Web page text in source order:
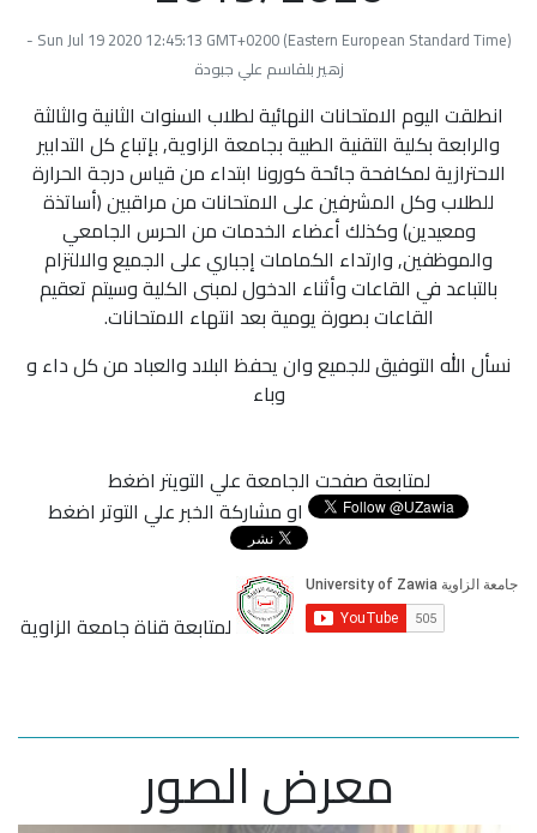
Sun Jul 19 2020 12:45:13 GMT+0200 (Eastern European Standard Time) -
زهير بلقاسم علي جبودة
انطلقت اليوم الامتحانات النهائية لطلاب السنوات الثانية والثالثة
والرابعة بكلية التقنية الطبية بجامعة الزاوية, بإتباع كل التدابير
الاحترازية لمكافحة جائحة كورونا ابتداء من قياس درجة الحرارة
للطلاب وكل المشرفين على الامتحانات من مراقبين (أساتذة
ومعيدين) وكذلك أعضاء الخدمات من الحرس الجامعي
والموظفين, وارتداء الكمامات إجباري على الجميع والالتزام
بالتباعد في القاعات وأثناء الدخول لمبنى الكلية وسيتم تعقيم
القاعات بصورة يومية بعد انتهاء الامتحانات.
نسأل الله التوفيق للجميع وان يحفظ البلاد والعباد من كل داء و
وباء
لمتابعة صفحت الجامعة علي التويتر اضغط
او مشاركة الخبر علي التوتر اضغط
لمتابعة قناة جامعة الزاوية
معرض الصور